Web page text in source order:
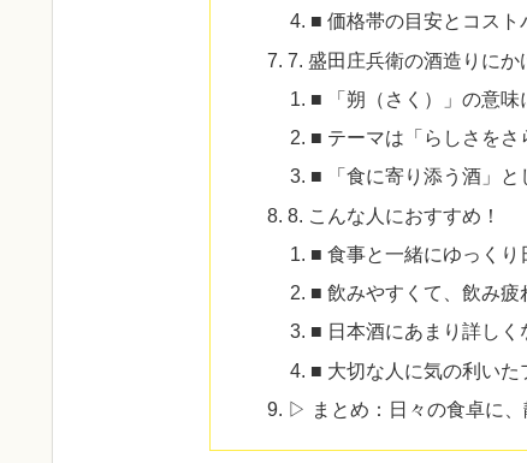
■ 価格帯の目安とコスト
7. 盛田庄兵衛の酒造りにか
■ 「朔（さく）」の意味
■ テーマは「らしさをさ
■ 「食に寄り添う酒」と
8. こんな人におすすめ！
■ 食事と一緒にゆっくり
■ 飲みやすくて、飲み疲
■ 日本酒にあまり詳しく
■ 大切な人に気の利いた
▷ まとめ：日々の食卓に、